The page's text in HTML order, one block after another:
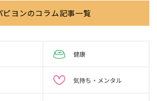
ピヨンのコラム記事一覧
健康
気持ち・メンタル